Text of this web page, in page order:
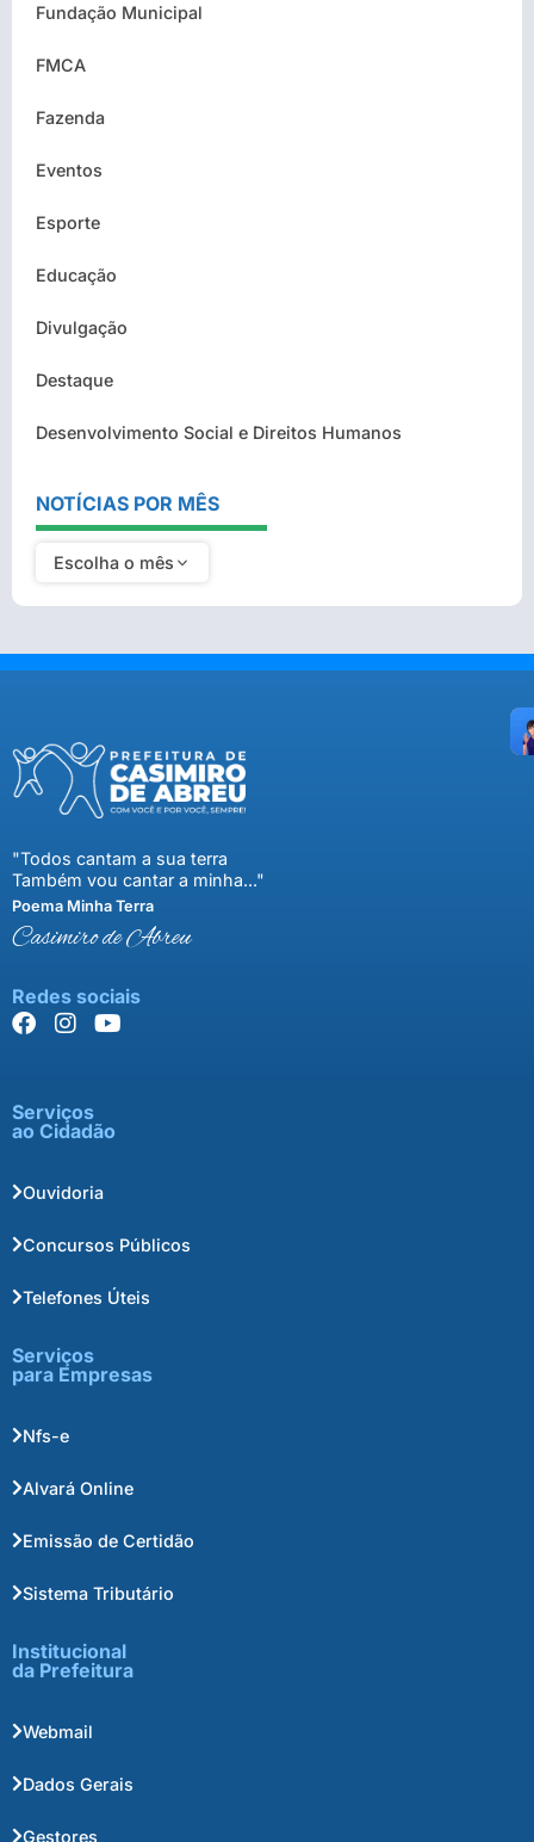
Fundação Municipal
FMCA
Fazenda
Eventos
Esporte
Educação
Divulgação
Destaque
Desenvolvimento Social e Direitos Humanos
NOTÍCIAS POR MÊS
Escolha o mês
"Todos cantam a sua terra
Também vou cantar a minha..."
Poema Minha Terra
Casimiro de Abreu
Redes sociais
Serviços
ao Cidadão
Ouvidoria
Concursos Públicos
Telefones Úteis
Serviços
para Empresas
Nfs-e
Alvará Online
Emissão de Certidão
Sistema Tributário
Institucional
da Prefeitura
Webmail
Dados Gerais
Gestores